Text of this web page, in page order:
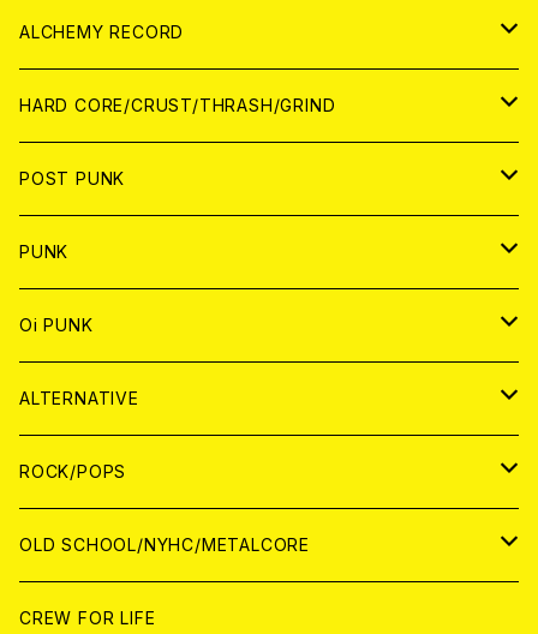
PATCH
アナログ
DIGITAL CONTENTS
ALCHEMY RECORD
CD
ANALOG
HARD CORE/CRUST/THRASH/GRIND
JAPAN
CD
ANALOG
WORLD
CD
ANALOG
POST PUNK
CD
JAPAN
WORLD
ANALOG
JAPAN
WORLD
PUNK
JAPAN
CD
ANALOG
WORLD
CD
ANALOG
Oi PUNK
JAPAN
CD
ANALOG
WOLRD
CD
ANALOG
ALTERNATIVE
JAPAN
CD
ANALOG
WORLD
CD
ROCK/POPS
JAPAN
CD
WORLD
OLD SCHOOL/NYHC/METALCORE
JAPAN
CREW FOR LIFE